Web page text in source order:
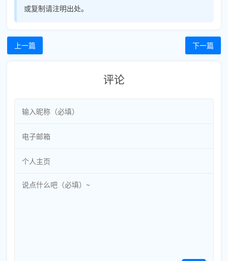
或复制请注明出处。
上一篇 下一篇
评论